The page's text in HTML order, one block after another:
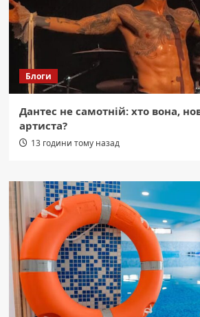
Блоги
Дантес не самотній: хто вона,
артиста?
13 години тому назад